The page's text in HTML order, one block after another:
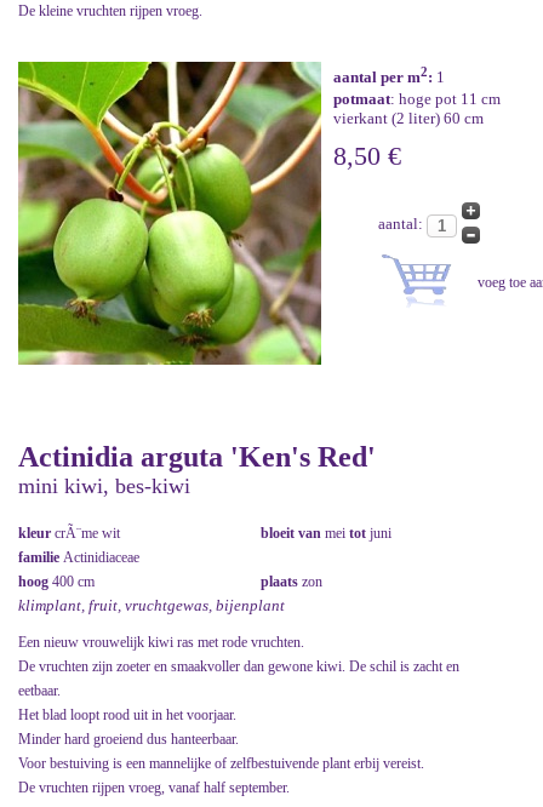
De kleine vruchten rijpen vroeg.
aantal per m2: 1
potmaat: hoge pot 11 cm
vierkant (2 liter) 60 cm
8,50 €
aantal:
Actinidia arguta 'Ken's Red'
mini kiwi, bes-kiwi
kleur crÃ¨me wit bloeit van mei tot juni
familie Actinidiaceae
hoog 400 cm plaats zon
klimplant, fruit, vruchtgewas, bijenplant
Een nieuw vrouwelijk kiwi ras met rode vruchten.
De vruchten zijn zoeter en smaakvoller dan gewone kiwi. De schil is zacht en
eetbaar.
Het blad loopt rood uit in het voorjaar.
Minder hard groeiend dus hanteerbaar.
Voor bestuiving is een mannelijke of zelfbestuivende plant erbij vereist.
De vruchten rijpen vroeg, vanaf half september.